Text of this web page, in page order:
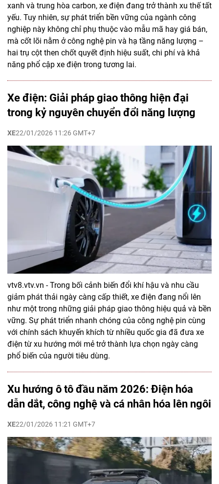
xanh và trung hòa carbon, xe điện đang trở thành xu thế tất
yếu. Tuy nhiên, sự phát triển bền vững của ngành công
nghiệp này không chỉ phụ thuộc vào mẫu mã hay giá bán,
mà cốt lõi nằm ở công nghệ pin và hạ tầng năng lượng –
hai trụ cột then chốt quyết định hiệu suất, chi phí và khả
năng phổ cập xe điện trong tương lai.
Xe điện: Giải pháp giao thông hiện đại
trong kỷ nguyên chuyển đổi năng lượng
XE22/01/2026 11:26 GMT+7
vtv8.vtv.vn - Trong bối cảnh biến đổi khí hậu và nhu cầu
giảm phát thải ngày càng cấp thiết, xe điện đang nổi lên
như một trong những giải pháp giao thông hiệu quả và bền
vững. Sự phát triển nhanh chóng của công nghệ pin cùng
với chính sách khuyến khích từ nhiều quốc gia đã đưa xe
điện từ xu hướng mới mẻ trở thành lựa chọn ngày càng
phổ biến của người tiêu dùng.
Xu hướng ô tô đầu năm 2026: Điện hóa
dẫn dắt, công nghệ và cá nhân hóa lên ngôi
XE22/01/2026 11:21 GMT+7